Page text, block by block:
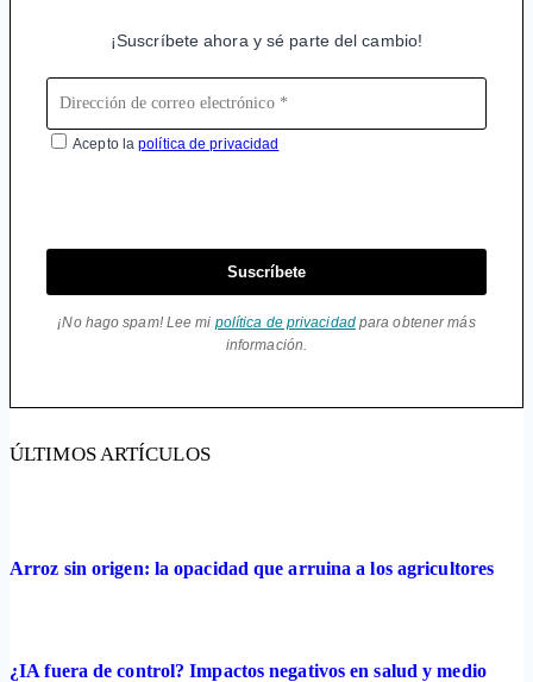
¡Suscríbete ahora y sé parte del cambio!
Acepto lapolítica de privacidad
Suscríbete
¡No hago spam! Lee mi política de privacidadpara obtener más
información.
ÚLTIMOS ARTÍCULOS
Arroz sin origen: la opacidad que arruina a los agricultores
¿IA fuera de control? Impactos negativos en salud y medio